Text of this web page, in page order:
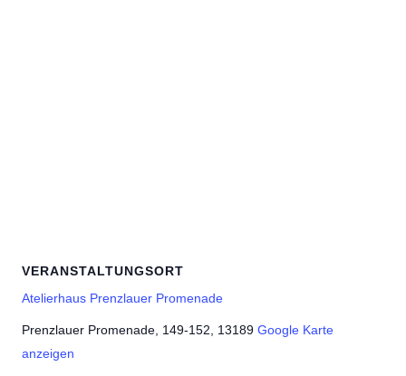
VERANSTALTUNGSORT
Atelierhaus Prenzlauer Promenade
Prenzlauer Promenade, 149-152, 13189 Google Karte
anzeigen